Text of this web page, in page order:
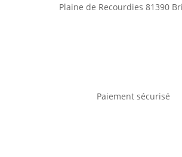
Plaine de Recourdies81390
Paiement sécurisé